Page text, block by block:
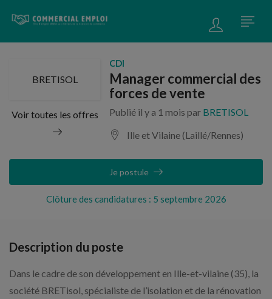
BRETISOL
Voir toutes les offres
CDI
Manager commercial des
forces de vente
Publié il y a 1 mois par BRETISOL
Ille et Vilaine (Laillé/Rennes)
Clôture des candidatures : 5 septembre 2026
Je postule
Description du poste
Dans le cadre de son développement en Ille-et-vilaine (35), la
société BRETisol, spécialiste de l’isolation et de la rénovation